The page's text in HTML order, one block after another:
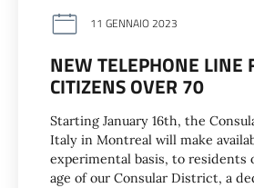
11 GENNAIO 2023
NEW TELEPHONE LINE
CITIZENS OVER 70
Starting January 16th, the
Italy in Montreal will make
experimental basis, to residents
age of our Consular District, a